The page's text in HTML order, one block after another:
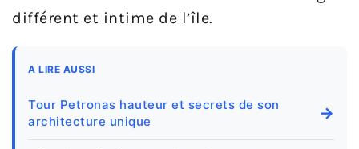
différent et intime de l’île.
A LIRE AUSSI
Tour Petronas hauteur et secrets de son
architecture unique
→